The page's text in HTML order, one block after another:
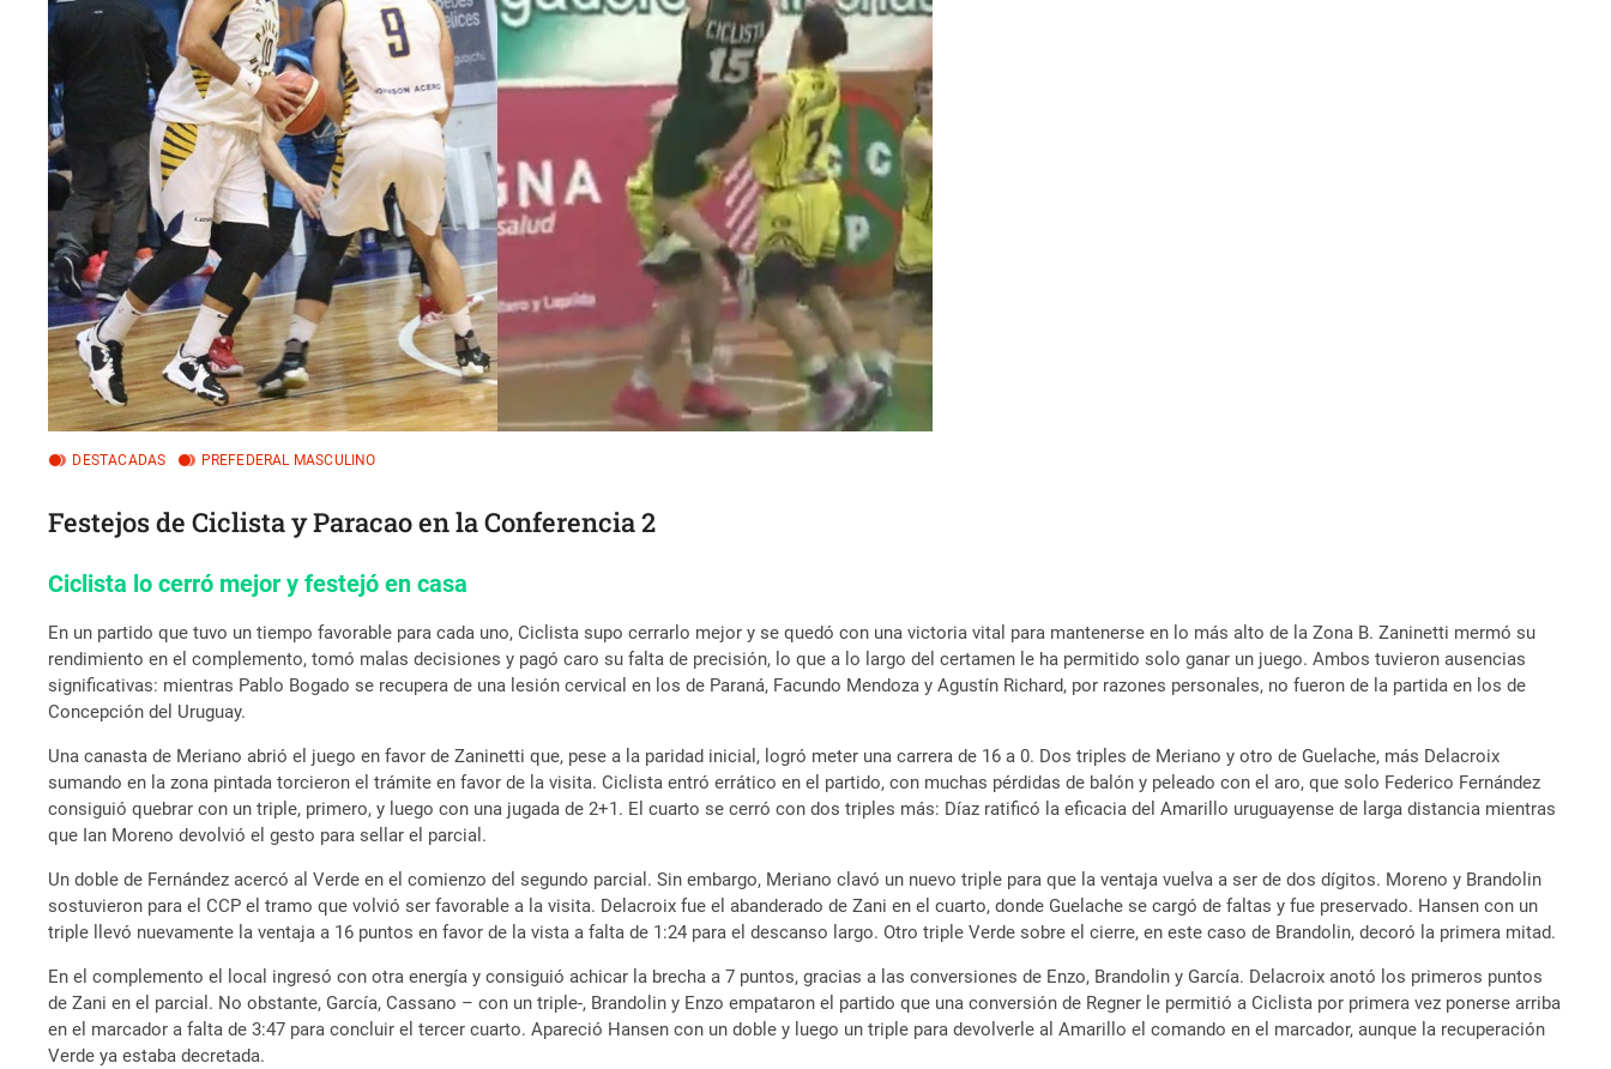
DESTACADAS PREFEDERAL MASCULINO
Festejos de Ciclista y Paracao en la Conferencia 2
Ciclista lo cerró mejor y festejó en casa
En un partido que tuvo un tiempo favorable para cada uno, Ciclista supo cerrarlo mejor y se quedó con una victoria vital para mantenerse en lo más alto de la Zona B. Zaninetti mermó su
rendimiento en el complemento, tomó malas decisiones y pagó caro su falta de precisión, lo que a lo largo del certamen le ha permitido solo ganar un juego. Ambos tuvieron ausencias
significativas: mientras Pablo Bogado se recupera de una lesión cervical en los de Paraná, Facundo Mendoza y Agustín Richard, por razones personales, no fueron de la partida en los de
Concepción del Uruguay.
Una canasta de Meriano abrió el juego en favor de Zaninetti que, pese a la paridad inicial, logró meter una carrera de 16 a 0. Dos triples de Meriano y otro de Guelache, más Delacroix
sumando en la zona pintada torcieron el trámite en favor de la visita. Ciclista entró errático en el partido, con muchas pérdidas de balón y peleado con el aro, que solo Federico Fernández
consiguió quebrar con un triple, primero, y luego con una jugada de 2+1. El cuarto se cerró con dos triples más: Díaz ratificó la eficacia del Amarillo uruguayense de larga distancia mientras
que Ian Moreno devolvió el gesto para sellar el parcial.
Un doble de Fernández acercó al Verde en el comienzo del segundo parcial. Sin embargo, Meriano clavó un nuevo triple para que la ventaja vuelva a ser de dos dígitos. Moreno y Brandolin
sostuvieron para el CCP el tramo que volvió ser favorable a la visita. Delacroix fue el abanderado de Zani en el cuarto, donde Guelache se cargó de faltas y fue preservado. Hansen con un
triple llevó nuevamente la ventaja a 16 puntos en favor de la vista a falta de 1:24 para el descanso largo. Otro triple Verde sobre el cierre, en este caso de Brandolin, decoró la primera mitad.
En el complemento el local ingresó con otra energía y consiguió achicar la brecha a 7 puntos, gracias a las conversiones de Enzo, Brandolin y García. Delacroix anotó los primeros puntos
de Zani en el parcial. No obstante, García, Cassano – con un triple-, Brandolin y Enzo empataron el partido que una conversión de Regner le permitió a Ciclista por primera vez ponerse arriba
en el marcador a falta de 3:47 para concluir el tercer cuarto. Apareció Hansen con un doble y luego un triple para devolverle al Amarillo el comando en el marcador, aunque la recuperación
Verde ya estaba decretada.